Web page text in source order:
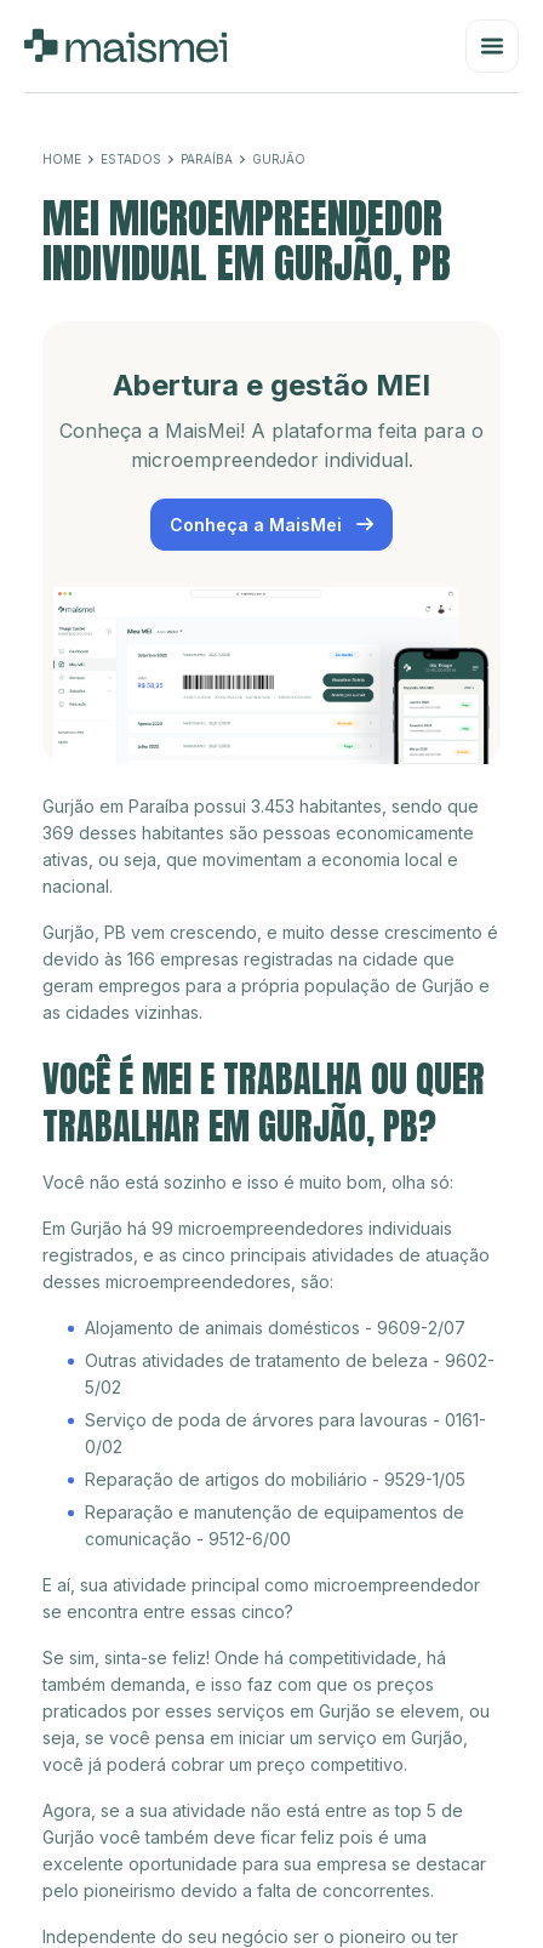
HOME ESTADOS PARAÍBA GURJÃO
MEI MICROEMPREENDEDOR
INDIVIDUAL EM GURJÃO, PB
Abertura e gestão MEI
Conheça a MaisMei! A plataforma feita para o
microempreendedor individual.
Conheça a MaisMei
Gurjão em Paraíba possui 3.453 habitantes, sendo que
369 desses habitantes são pessoas economicamente
ativas, ou seja, que movimentam a economia local e
nacional.
Gurjão, PB vem crescendo, e muito desse crescimento é
devido às 166 empresas registradas na cidade que
geram empregos para a própria população de Gurjão e
as cidades vizinhas.
VOCÊ É MEI E TRABALHA OU QUER
TRABALHAR EM GURJÃO, PB?
Você não está sozinho e isso é muito bom, olha só:
Em Gurjão há 99 microempreendedores individuais
registrados, e as cinco principais atividades de atuação
desses microempreendedores, são:
Alojamento de animais domésticos - 9609-2/07
Outras atividades de tratamento de beleza - 9602-
5/02
Serviço de poda de árvores para lavouras - 0161-
0/02
Reparação de artigos do mobiliário - 9529-1/05
Reparação e manutenção de equipamentos de
comunicação - 9512-6/00
E aí, sua atividade principal como microempreendedor
se encontra entre essas cinco?
Se sim, sinta-se feliz! Onde há competitividade, há
também demanda, e isso faz com que os preços
praticados por esses serviços em Gurjão se elevem, ou
seja, se você pensa em iniciar um serviço em Gurjão,
você já poderá cobrar um preço competitivo.
Agora, se a sua atividade não está entre as top 5 de
Gurjão você também deve ficar feliz pois é uma
excelente oportunidade para sua empresa se destacar
pelo pioneirismo devido a falta de concorrentes.
Independente do seu negócio ser o pioneiro ou ter